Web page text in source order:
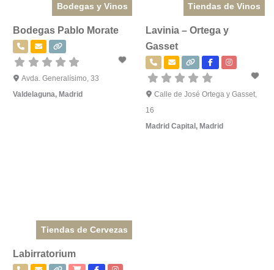
Bodegas y Vinos
Bodegas Pablo Morate
Avda. Generalísimo, 33
Valdelaguna, Madrid
Tiendas de Vinos
Lavinia – Ortega y
Gasset
Calle de José Ortega y Gasset,
16
Madrid Capital,Madrid
Tiendas de Cervezas
Labirratorium